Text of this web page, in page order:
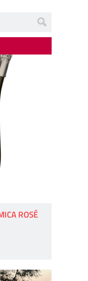
ROSÉ